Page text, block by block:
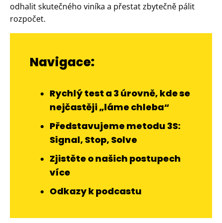
odhalit skutečného viníka a přestat zbytečně pálit
rozpočet.
Navigace:
Rychlý test a 3 úrovně, kde se
nejčastěji „láme chleba“
Představujeme metodu 3S:
Signal, Stop, Solve
Zjistěte o našich postupech
více
Odkazy k podcastu